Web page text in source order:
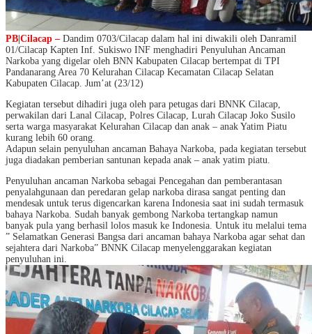
PB|Cilacap – Dandim 0703/Cilacap dalam hal ini diwakili oleh Danramil
01/Cilacap Kapten Inf. Sukiswo INF menghadiri Penyuluhan Ancaman
Narkoba yang digelar oleh BNN Kabupaten Cilacap bertempat di TPI
Pandanarang Area 70 Kelurahan Cilacap Kecamatan Cilacap Selatan
Kabupaten Cilacap. Jum’at (23/12)
Kegiatan tersebut dihadiri juga oleh para petugas dari BNNK Cilacap,
perwakilan dari Lanal Cilacap, Polres Cilacap, Lurah Cilacap Joko Susilo
serta warga masyarakat Kelurahan Cilacap dan anak – anak Yatim Piatu
kurang lebih 60 orang.
Adapun selain penyuluhan ancaman Bahaya Narkoba, pada kegiatan tersebut
juga diadakan pemberian santunan kepada anak – anak yatim piatu.
Penyuluhan ancaman Narkoba sebagai Pencegahan dan pemberantasan
penyalahgunaan dan peredaran gelap narkoba dirasa sangat penting dan
mendesak untuk terus digencarkan karena Indonesia saat ini sudah termasuk
bahaya Narkoba. Sudah banyak gembong Narkoba tertangkap namun
banyak pula yang berhasil lolos masuk ke Indonesia. Untuk itu melalui tema
” Selamatkan Generasi Bangsa dari ancaman bahaya Narkoba agar sehat dan
sejahtera dari Narkoba” BNNK Cilacap menyelenggarakan kegiatan
penyuluhan ini.